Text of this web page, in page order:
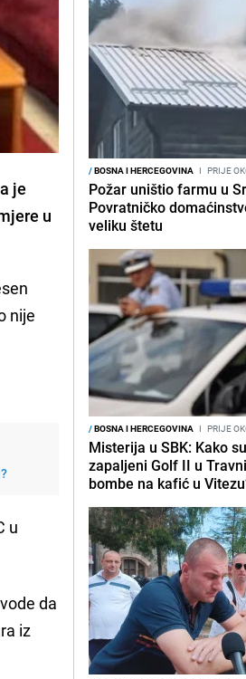
je
u
nije
u
da
iz
/BOSNA I HERCEGOVINA I PRIJE
Požar uništio farmu u
Povratničko
veliku štetu
/BOSNA I HERCEGOVINA I PRIJE
Misterija u SBK: Kako
zapaljeni Golf II u
bombe na kafić u